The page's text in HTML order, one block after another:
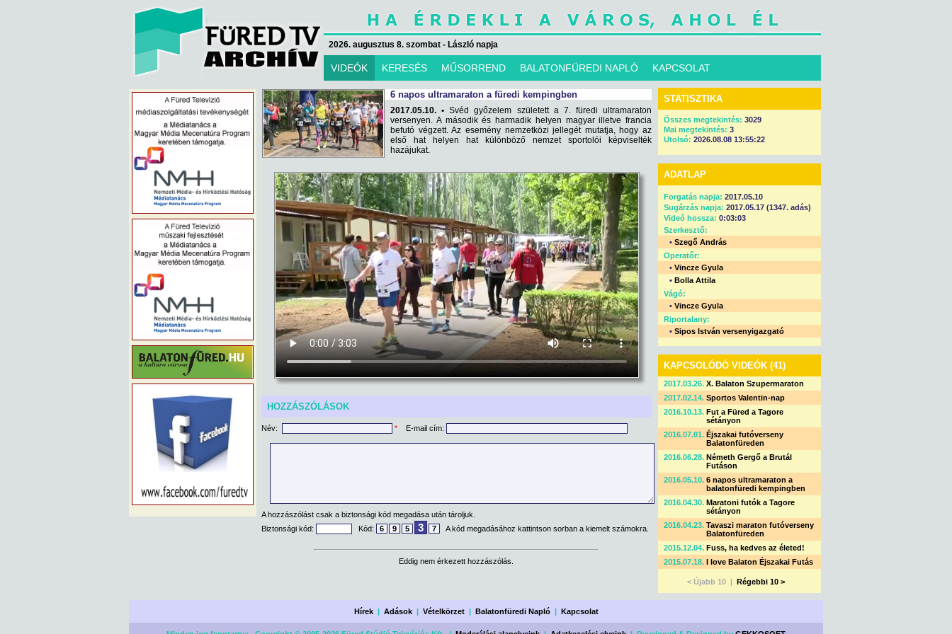
2026. augusztus 8. szombat - László napja
VIDEÓK KERESÉS MŰSORREND BALATONFÜREDI NAPLÓ KAPCSOLAT
6 napos ultramaraton a füredi kempingben
2017.05.10. • Svéd győzelem született a 7. füredi ultramaraton
versenyen. A második és harmadik helyen magyar illetve francia
befutó végzett. Az esemény nemzetközi jellegét mutatja, hogy az
első hat helyen hat különböző nemzet sportolói képviselték
hazájukat.
HOZZÁSZÓLÁSOK
Név: * E-mail cím:
A hozzászólást csak a biztonsági kód megadása után tároljuk.
Biztonsági kód:
Kód: 6 9 5 3 7 A kód megadásához kattintson sorban a kiemelt számokra.
Eddig nem érkezett hozzászólás.
STATISZTIKA
Összes megtekintés: 3029
Mai megtekintés: 3
Utolsó: 2026.08.08 13:55:22
ADATLAP
Forgatás napja: 2017.05.10
Sugárzás napja: 2017.05.17 (1347. adás)
Videó hossza: 0:03:03
Szerkesztő:
• Szegő András
Operatőr:
• Vincze Gyula
• Bolla Attila
Vágó:
• Vincze Gyula
Riportalany:
• Sipos István versenyigazgató
KAPCSOLÓDÓ VIDEÓK (41)
2017.03.26. X. Balaton Szupermaraton
2017.02.14. Sportos Valentin-nap
2016.10.13. Fut a Füred a Tagore
sétányon
2016.07.01. Éjszakai futóverseny
Balatonfüreden
2016.06.28. Németh Gergő a Brutál
Futáson
2016.05.10. 6 napos ultramaraton a
balatonfüredi kempingben
2016.04.30. Maratoni futók a Tagore
sétányon
2016.04.23. Tavaszi maraton futóverseny
Balatonfüreden
2015.12.04. Fuss, ha kedves az életed!
2015.07.18. I love Balaton Éjszakai Futás
< Újabb 10 | Régebbi 10 >
Hírek| Adások| Vételkörzet| Balatonfüredi Napló| Kapcsolat